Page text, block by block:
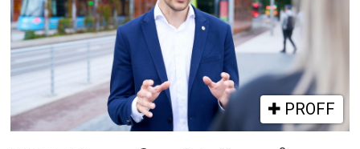
PROFF